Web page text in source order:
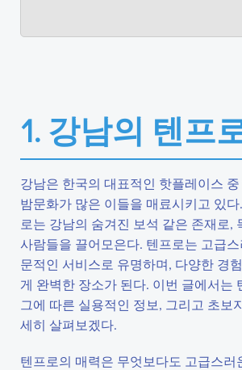
1. 강남의 텐프
강남은 한국의 대표적인 핫플레이스
밤문화가 많은 이들을 매료시키고 있
로는 강남의 숨겨진 보석 같은 존재로,
사람들을 끌어모은다. 텐프로는 고급
문적인 서비스로 유명하며, 다양한 경
게 완벽한 장소가 된다. 이번 글에서는
그에 따른 실용적인 정보, 그리고 초보
세히 살펴보겠다.
텐프로의 매력은 무엇보다도 고급스러